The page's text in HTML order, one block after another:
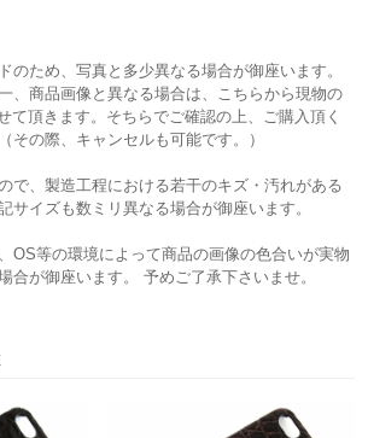
のため、写真と多少異なる場合が御座います。
、商品画像と異なる場合は、こちらから現物の
て頂きます。そちらでご確認の上、ご購入頂く
その際、キャンセルも可能です。）
で、製造工程における若干のキズ・汚れがある
サイズも数ミリ異なる場合が御座います。
OS等の環境によって商品の画像の色合いが実物
合が御座います。 予めご了承下さいませ。